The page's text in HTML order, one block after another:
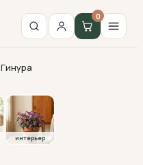
0
Гинура
интерьер